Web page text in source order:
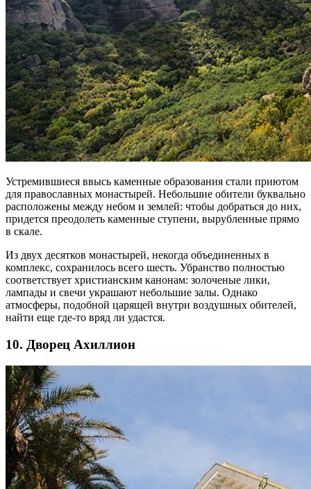
Устремившиеся ввысь каменные образования стали приютом
для православных монастырей. Небольшие обители буквально
расположены между небом и землей: чтобы добраться до них,
придется преодолеть каменные ступени, вырубленные прямо
в скале.
Из двух десятков монастырей, некогда объединенных в
комплекс, сохранилось всего шесть. Убранство полностью
соответствует христианским канонам: золоченые лики,
лампады и свечи украшают небольшие залы. Однако
атмосферы, подобной царящей внутри воздушных обителей,
найти еще где-то вряд ли удастся.
10. Дворец Ахиллион